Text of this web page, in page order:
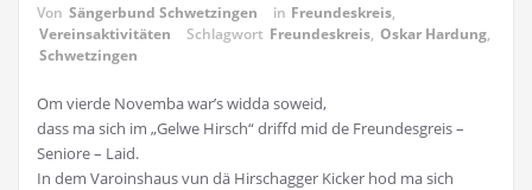
Von Sängerbund Schwetzingen in Freundeskreis,
Vereinsaktivitäten
Schlagwort Freundeskreis, Oskar Hardung,
Schwetzingen
Om vierde Novemba war’s widda soweid,
dass ma sich im „Gelwe Hirsch“ driffd mid de Freundesgreis –
Seniore – Laid.
In dem Varoinshaus vun dä Hirschagger Kicker hod ma sich